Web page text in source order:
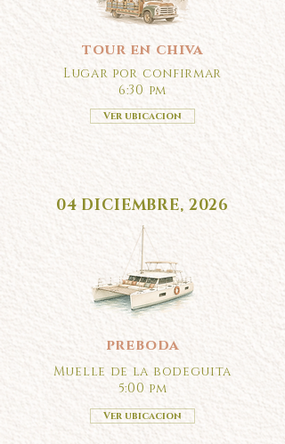
tour en chiva
Lugar por confirmar
6:30 pm
Ver ubicacion
04 DICIEMBRE, 2026
preboda
Muelle de la bodeguita
5:00 pm
Ver ubicacion